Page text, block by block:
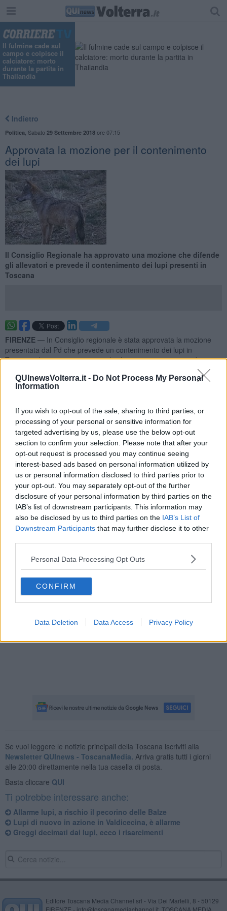
QUInewsVolterra.it - Do Not Process My Personal
Information
If you wish to opt-out of the sale, sharing to third parties, or
processing of your personal or sensitive information for
targeted advertising by us, please use the below opt-out
section to confirm your selection. Please note that after your
opt-out request is processed you may continue seeing
interest-based ads based on personal information utilized by
us or personal information disclosed to third parties prior to
your opt-out. You may separately opt-out of the further
disclosure of your personal information by third parties on the
IAB’s list of downstream participants. This information may
also be disclosed by us to third parties on the IAB’s List of
Downstream Participants that may further disclose it to other
Personal Data Processing Opt Outs
CONFIRM
Data Deletion Data Access Privacy Policy
Il fulmine cade sul
campo e colpisce il
calciatore: morto
durante la partita in
Thailandia
Indietro
Politica Sabato 29 Settembre 2018ore 07:15
Approvata la mozione per il contenimento
dei lupi
Il Consiglio Regionale ha approvato una mozione che difende
gli allevatori e prevede il contenimento dei lupi presenti in
Toscana
FIRENZE — In Consiglio regionale è stata approvata la mozione
presentata dal Pd che prevede un contenimento dei lupi in
Toscana, dopo i numerosi attacchi che si sono registrati in diversi
Tra i consiglieri pisani, Andrea Pieroni è stato l'unico firmatario.
Se vuoi leggere le notizie principali della Toscana iscriviti alla
Newsletter QUInews - ToscanaMedia. Arriva gratis tutti i giorni
alle 20:00 direttamente nella tua casella di posta.
Basta cliccare QUI
Ti potrebbe interessare anche:
Allarme lupi, a rischio il pecorino delle Balze
Lupi di nuovo in azione in Valdicecina, è allarme
Greggi decimati dai lupi, ecco i risarcimenti
Editore Toscana Media Channel srl - Via Dei Martelli, 8 - 50129
FIRENZE - info@toscanamediachannel.it. TOSCANA MEDIA